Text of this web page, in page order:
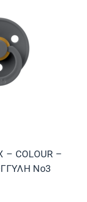
– COLOUR –
No3